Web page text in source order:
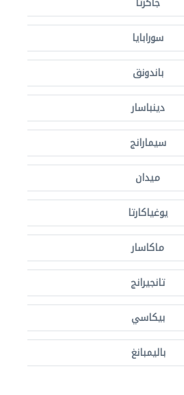
سورابايا
باندونق
دينباسار
سيمارانج
ميدان
يوغياكارتا
ماكاسار
تانجيرانج
بيكاسي
باليمبانغ